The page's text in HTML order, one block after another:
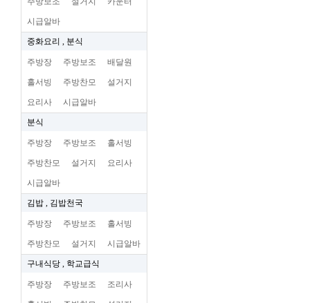
시급알바
중화요리 , 분식
주방장 주방보조 배달원
홀서빙 주방찬모 설거지
요리사 시급알바
분식
주방장 주방보조 홀서빙
주방찬모 설거지 요리사
시급알바
김밥 , 김밥천국
주방장 주방보조 홀서빙
주방찬모 설거지 시급알바
구내식당 , 학교급식
주방장 주방보조 조리사